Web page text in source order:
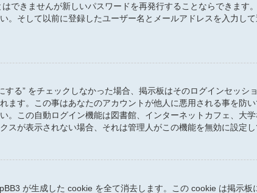
できませんが新しいパスワードを再発行することならできます
。そして以前に登録したユーザー名とメールアドレスを入力し
る” をチェックしなかった場合、掲示板はそのログインセッシ
ます。この事はあなたのアカウントが他人に悪用される事を防
。この自動ログイン機能は図書館、インターネットカフェ、大
スが表示されない場合、それは管理人がこの機能を無効に設定し
が生成した cookie を全て消去します。この cookie は掲示